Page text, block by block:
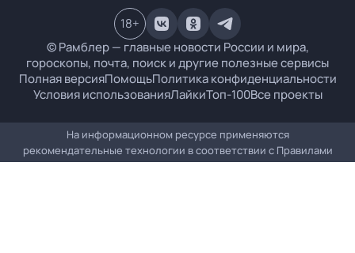
© Рамблер — главные новости России и мира,
гороскопы, почта, поиск и другие полезные сервисы
Полная версияПомощьПолитика конфиденциальности
Условия использованияЛайкиТоп-100Все проекты
18+
На информационном ресурсе применяются
рекомендательные технологии в соответствии с Правилами